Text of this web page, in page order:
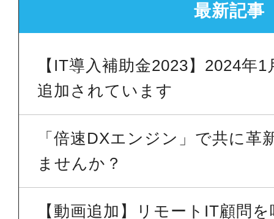
最新記事
【IT導入補助金2023】2024年
追加されています
「倍速DXエンジン」で共に革
ませんか？
【動画追加】リモートIT顧問